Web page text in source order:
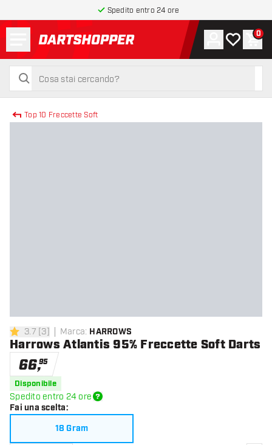
Spedito entro 24 ore
torna alla home page
cerca
cerca
Account
La mia0
Top 10 Freccette Soft
3.7 stelle di valutazione
3.7 [3] Marca: HARROWS
Harrows Atlantis 95% Freccette Soft Darts
66,95
Disponibile
Spedito entro 24 ore
Fai una scelta:
18 Gram